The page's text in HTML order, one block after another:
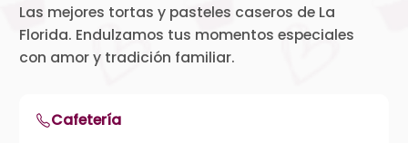
Las mejores tortas y pasteles caseros de La
Florida. Endulzamos tus momentos especiales
con amor y tradición familiar.
Cafetería